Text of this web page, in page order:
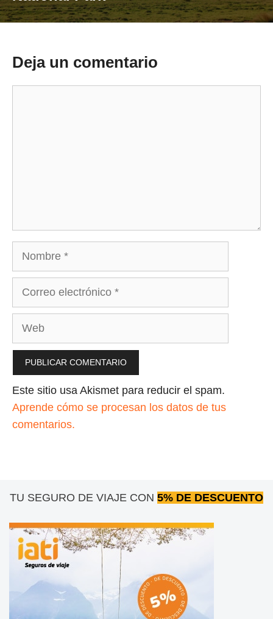
Deja un comentario
Nombre
Correo
Web
Este sitio usa Akismet para reducir el spam.
Aprende cómo se procesan los datos de tus
comentarios.
TU SEGURO DE VIAJE CON 5% DE DESCUENTO